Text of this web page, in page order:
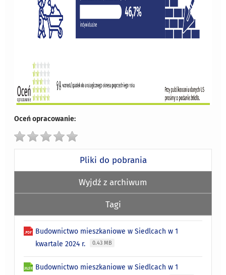
Oceń opracowanie:
Pliki do pobrania
Wyjdź z archiwum
Tagi
Budownictwo mieszkaniowe w Siedlcach w 1
kwartale 2024 r.
0.43 MB
Budownictwo mieszkaniowe w Siedlcach w 1